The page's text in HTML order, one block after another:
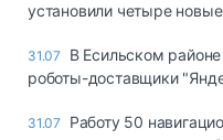
установили четыре
31.07
В Есильском
роботы-доставщики
31.07
Работу 50